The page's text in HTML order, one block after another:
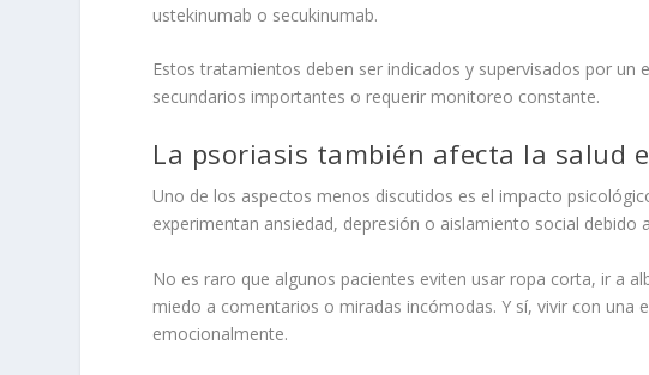
ustekinumab o secukinumab.
Estos tratamientos deben ser indicados y supervisados por un
secundarios importantes o requerir monitoreo constante.
La psoriasis también afecta la salud
Uno de los aspectos menos discutidos es el impacto
experimentan ansiedad, depresión o aislamiento social debido
No es raro que algunos pacientes eviten usar ropa corta, ir a
miedo a comentarios o miradas incómodas. Y sí, vivir con una
emocionalmente.